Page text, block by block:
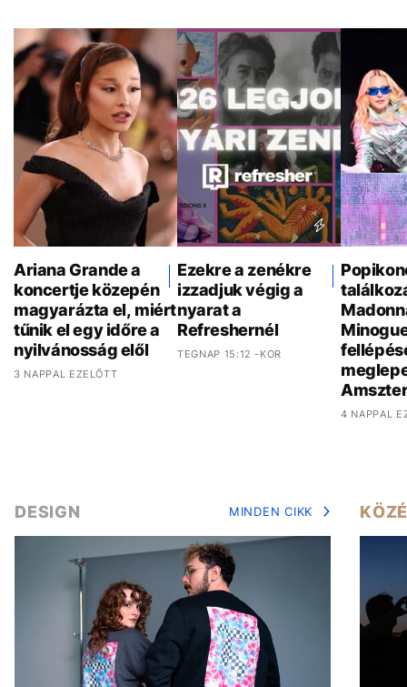
Ariana Grande a
koncertje közepén
magyarázta el, miért
tűnik el egy időre a
nyilvánosság elől
3 NAPPAL EZELŐTT
Ezekre a zenékre
izzadjuk végig a
nyarat a
Refreshernél
TEGNAP 15:12 -KOR
4 NAPPAL
DESIGN MINDEN CIKK